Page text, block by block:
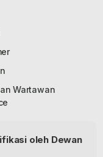
Wartawan
oleh Dewan